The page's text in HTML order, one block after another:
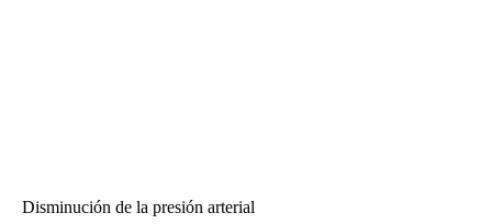
Disminución de la presión arterial